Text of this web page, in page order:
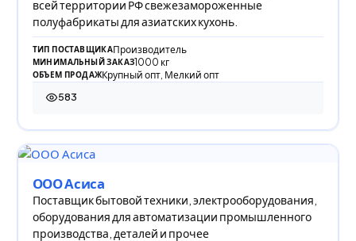
всей территории РФ свежезамороженные
полуфабрикаты для азиатских кухонь.
ТИП ПОСТАВЩИКАПроизводитель
МИНИМАЛЬНЫЙ ЗАКАЗ1000 кг
ОБЪЕМ ПРОДАЖКрупный опт, Мелкий опт
583
583 просмотра
ООО Асиса
Поставщик бытовой техники, электрооборудования,
оборудования для автоматизации промышленного
производства, деталей и прочее